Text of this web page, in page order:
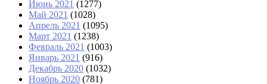
Июнь 2021 (1277)
Май 2021 (1028)
Апрель 2021 (1095)
Март 2021 (1238)
Февраль 2021 (1003)
Январь 2021 (916)
Декабрь 2020 (1032)
Ноябрь 2020 (781)